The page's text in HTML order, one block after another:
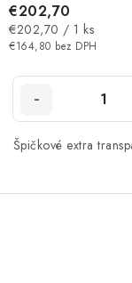
€164,80 bez DPH
€202,70
Jednotková
cena:
€202,70 / 1 ks
Špičkové extra